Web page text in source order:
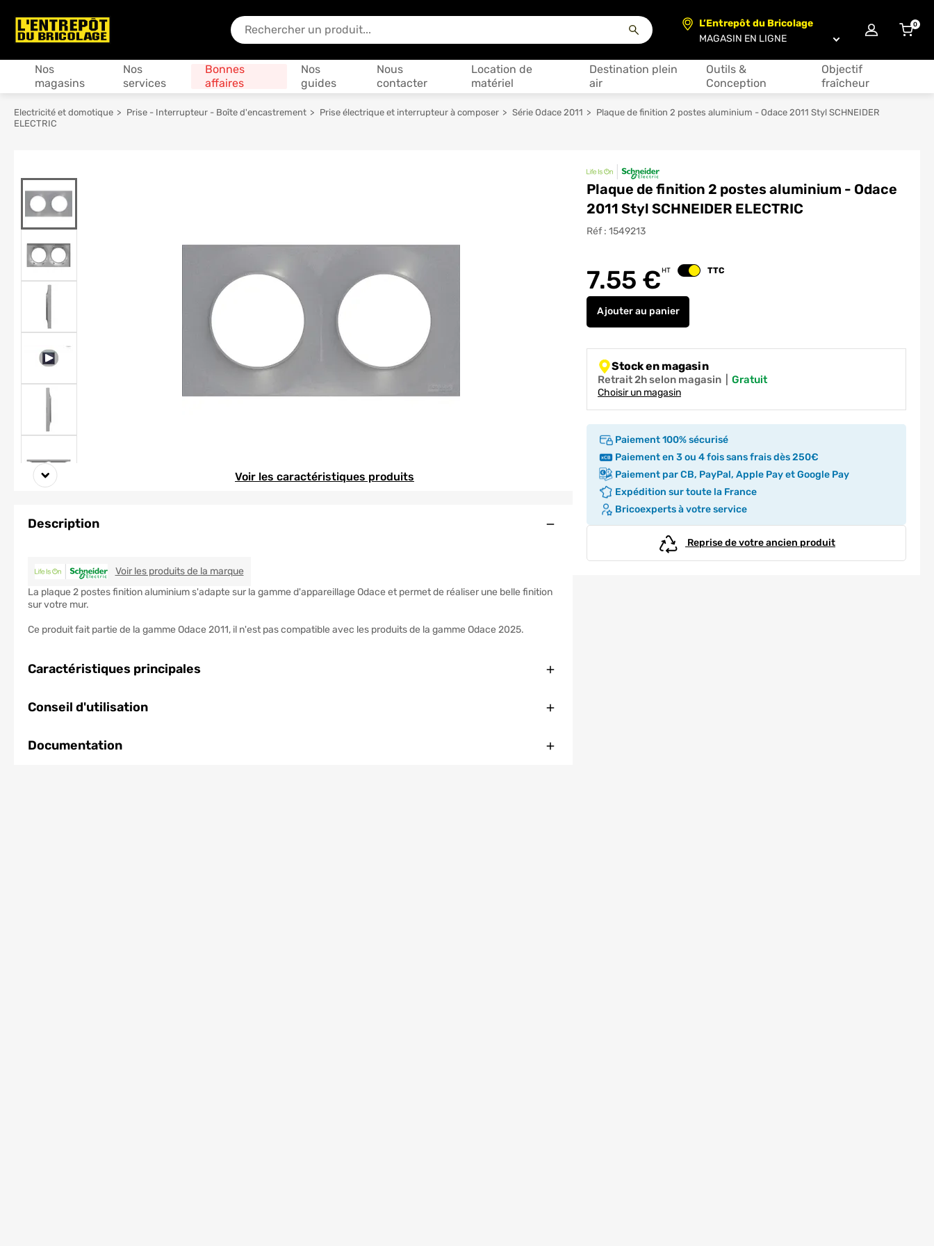
En quoi puis-je vous aider ? L’Entrepôt du Bricolage
Choisir un magasin
0article
Nos
magasins
Nos
services
Bonnes
affaires
Nos
guides
Nous
contacter
Location de
matériel
Destination plein
air
Outils &
Conception
Objectif
fraîcheur
Electricité et domotique Prise - Interrupteur - Boîte d'encastrement Prise électrique et interrupteur à composer Série Odace 2011
Plaque de finition 2 postes aluminium - Odace 2011 Styl SCHNEIDER
ELECTRIC
Plaque de finition 2 postes aluminium - Odace
2011 Styl SCHNEIDER ELECTRIC
Réf : 1549213
HT Changer le prix
TTC
7.55 €
Ajouterau panier
Stock en magasin
Retrait 2h selon magasin gratuit
Choisir un magasin
Paiement 100% sécurisé
Paiement en 3 ou 4 fois sans frais dès 250€
Paiement par CB, PayPal, Apple Pay et Google Pay
Expédition sur toute la France
Bricoexperts à votre service
Reprise de votre ancien produit
Element 1 sur 8
Voir les caractéristiques produits
Description Ouvert
Voir les produits de la marqueSCHNEIDER ELECTRIC
La plaque 2 postes finition aluminium s'adapte sur la gamme d'appareillage Odace et permet de réaliser une belle finition
sur votre mur.
Ce produit fait partie de la gamme Odace 2011, il n'est pas compatible avec les produits de la gamme Odace 2025.
Caractéristiques principales Fermer
Conseil d'utilisation Fermer
Documentation Fermer